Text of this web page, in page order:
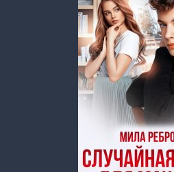
РЕБРОВА)